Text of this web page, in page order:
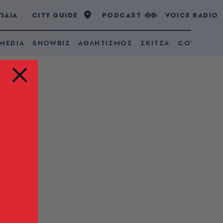
CITY GUIDE PODCAST VOICE RADIO
SHOWBIZ ΑΘΛΗΤΙΣΜΟΣ ΣΚΙΤΣΑ COVID 19